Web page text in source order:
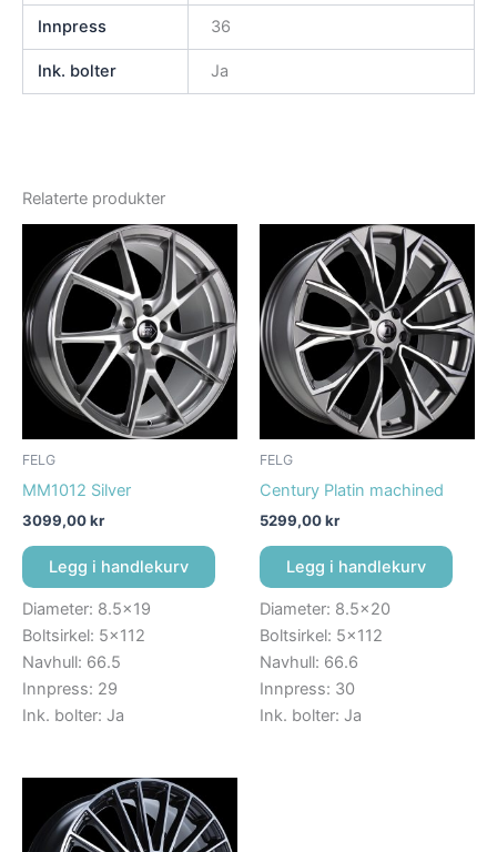
Innpress 36
Ink. bolter Ja
Relaterte produkter
FELG
MM1012 Silver
3099,00kr
Legg i handlekurv
Diameter: 8.5×19
Boltsirkel: 5×112
Navhull: 66.5
Innpress: 29
Ink. bolter: Ja
FELG
Century Platin machined
5299,00kr
Legg i handlekurv
Diameter: 8.5×20
Boltsirkel: 5×112
Navhull: 66.6
Innpress: 30
Ink. bolter: Ja